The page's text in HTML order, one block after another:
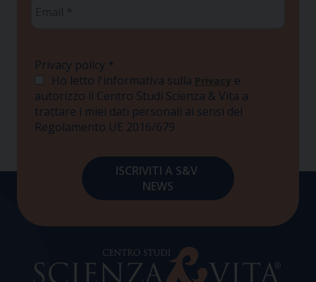
Privacy policy *
Ho letto l'informativa sulla Privacy e
autorizzo il Centro Studi Scienza & Vita a
trattare i miei dati personali ai sensi del
Regolamento UE 2016/679